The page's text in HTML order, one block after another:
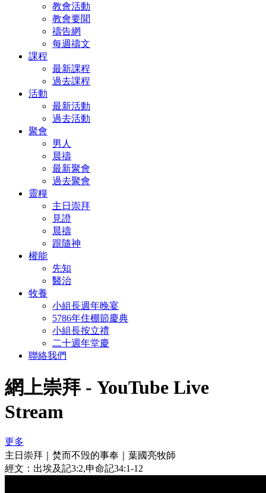
教會活動
教會要聞
禱告網
每週禱文
課程
最新課程
過去課程
活動
最新活動
過去活動
聚會
男人
晨禱
最新聚會
過去聚會
靈糧
主日崇拜
見證
晨禱
跟隨神
權能
先知
醫治
牧養
小組長週年晚宴
5786年住棚節慶典
小組長按立禮
二十週年堂慶
聯絡我們
網上崇拜 - YouTube Live
Stream
更多
主日崇拜｜焚而不毁的事奉｜葉國亮牧師
經文：出埃及記3:2,申命記34:1-12